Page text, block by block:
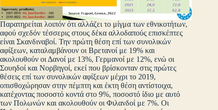
Παρατηρείται λοιπόν ότι αλλάζει το μίγμα των εθνικοτήτων,
αφού σχεδόν τέσσερις στους δέκα αλλοδαπούς επισκέπτες
είναι Σκανδιναβοί. Την πρώτη θέση επί των συνολικών
αφίξεων, καταλαμβάνουν οι Βρετανοί με 19% και
ακολουθούν οι Δανοί με 13%, Γερμανοί με 12%, ενώ οι
Σουηδοί και Νορβηγοί, εκεί που βρίσκονταν στις πρώτες
θέσεις επί των συνολικών αφίξεων μέχρι το 2019,
οπισθοχώρησαν στην πέμπτη και έκτη θέση αντίστοιχα,
κατέχοντας ποσοστό κοντά στο 9%, ποσοστό ίδιο με αυτό
των Πολωνών και ακολουθούν οι Φιλανδοί με 7%. Οι